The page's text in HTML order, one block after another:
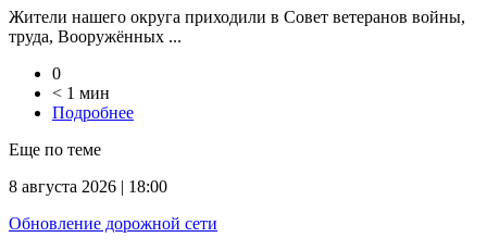
Жители нашего округа приходили в Совет ветеранов войны,
труда, Вооружённых ...
0
< 1 мин
Подробнее
Еще по теме
8 августа 2026 | 18:00
Обновление дорожной сети